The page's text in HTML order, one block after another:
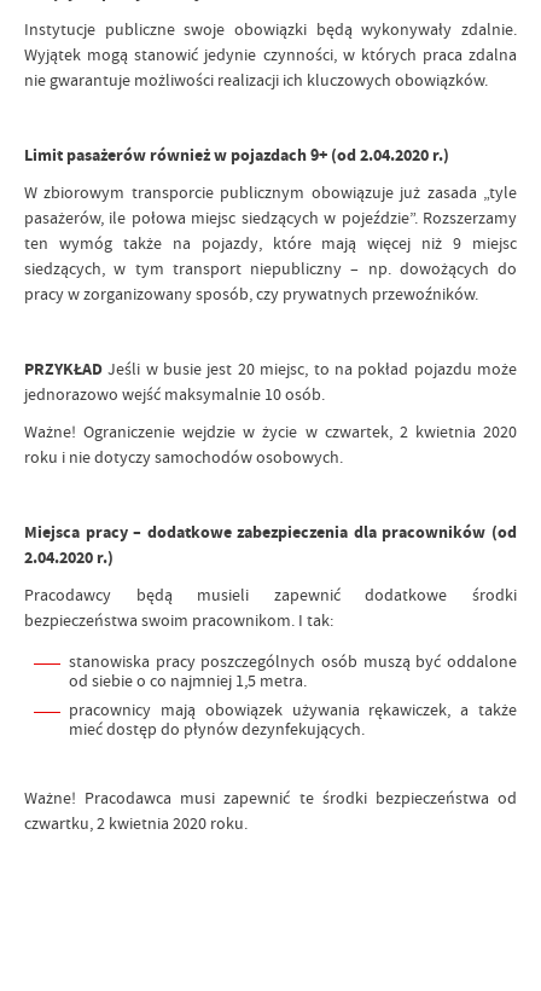
Instytucje publiczne swoje obowiązki będą wykonywały zdalnie.
Wyjątek mogą stanowić jedynie czynności, w których praca zdalna
nie gwarantuje możliwości realizacji ich kluczowych obowiązków.
Limit pasażerów również w pojazdach 9+ (od 2.04.2020 r.)
W zbiorowym transporcie publicznym obowiązuje już zasada „tyle
pasażerów, ile połowa miejsc siedzących w pojeździe”. Rozszerzamy
ten wymóg także na pojazdy, które mają więcej niż 9 miejsc
siedzących, w tym transport niepubliczny – np. dowożących do
pracy w zorganizowany sposób, czy prywatnych przewoźników.
PRZYKŁADJeśli w busie jest 20 miejsc, to na pokład pojazdu może
jednorazowo wejść maksymalnie 10 osób.
Ważne! Ograniczenie wejdzie w życie w czwartek, 2 kwietnia 2020
roku i nie dotyczy samochodów osobowych.
Miejsca pracy – dodatkowe zabezpieczenia dla pracowników (od
2.04.2020 r.)
Pracodawcy będą musieli zapewnić dodatkowe środki
bezpieczeństwa swoim pracownikom. I tak:
stanowiska pracy poszczególnych osób muszą być oddalone
od siebie o co najmniej 1,5 metra.
pracownicy mają obowiązek używania rękawiczek, a także
mieć dostęp do płynów dezynfekujących.
Ważne! Pracodawca musi zapewnić te środki bezpieczeństwa od
czwartku, 2 kwietnia 2020 roku.